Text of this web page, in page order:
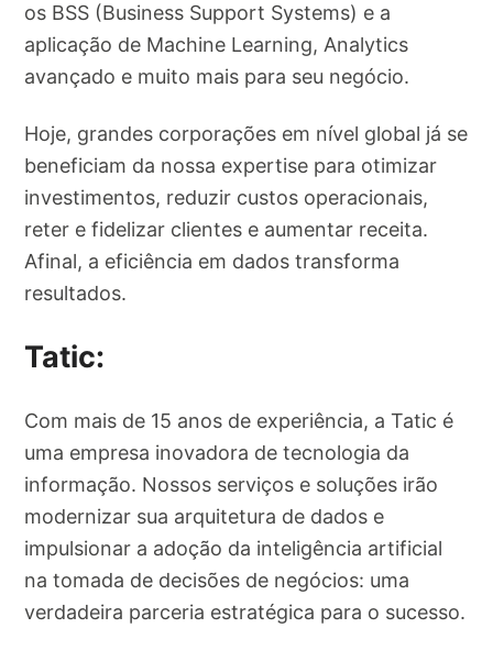
os BSS (Business Support Systems) e a
aplicação de Machine Learning, Analytics
avançado e muito mais para seu negócio.
Hoje, grandes corporações em nível global já se
beneficiam da nossa expertise para otimizar
investimentos, reduzir custos operacionais,
reter e fidelizar clientes e aumentar receita.
Afinal, a eficiência em dados transforma
resultados.
Tatic:
Com mais de 15 anos de experiência, a Tatic é
uma empresa inovadora de tecnologia da
informação. Nossos serviços e soluções irão
modernizar sua arquitetura de dados e
impulsionar a adoção da inteligência artificial
na tomada de decisões de negócios: uma
verdadeira parceria estratégica para o sucesso.